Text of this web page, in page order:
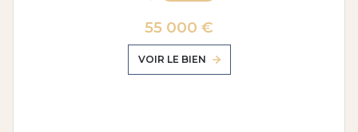
55 000 €
VOIR LE BIEN